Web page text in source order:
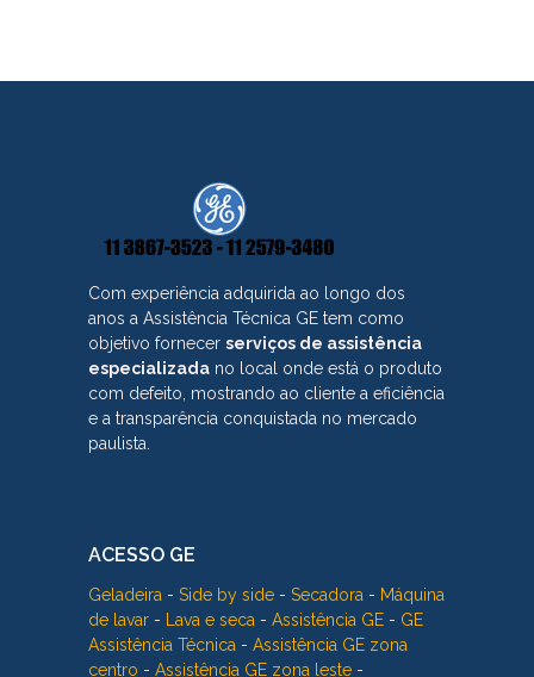
Com experiência adquirida ao longo dos
anos a Assistência Técnica GE tem como
objetivo fornecer serviços de assistência
especializada no local onde está o produto
com defeito, mostrando ao cliente a eficiência
e a transparência conquistada no mercado
paulista.
ACESSO GE
Geladeira - Side by side - Secadora - Máquina
de lavar - Lava e seca - Assistência GE - GE
Assistência Técnica - Assistência GE zona
centro - Assistência GE zona leste -